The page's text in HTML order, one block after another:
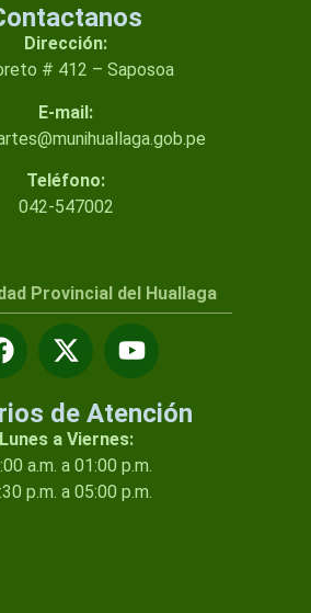
Dirección:
# 412 – Saposoa
E-mail:
Teléfono:
042-547002
Provincial del Huallaga
de Atención
Lunes a Viernes:
a.m. a 01:00 p.m.
p.m. a 05:00 p.m.